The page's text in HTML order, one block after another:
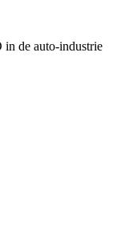
in de auto-industrie